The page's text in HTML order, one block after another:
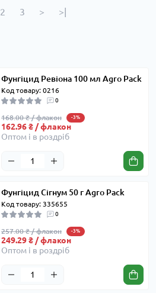
2 3 > >|
Фунгіцид Ревіона 100 мл Agro Pack
Код товару: 0216
0
168.00 ₴ / флакон -3%
162.96 ₴ / флакон
Оптом і в роздріб
Фунгіцид Сігнум 50 г Agro Pack
Код товару: 335655
0
257.00 ₴ / флакон -3%
249.29 ₴ / флакон
Оптом і в роздріб